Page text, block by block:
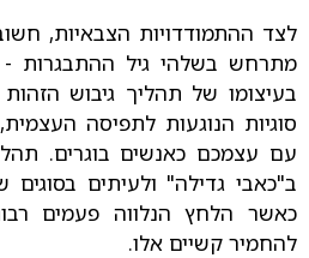
לצד ההתמודדויות הצבאיות,
מתרחש בשלהי גיל ההתבגרות -
בעיצומו של תהליך גיבוש
סוגיות הנוגעות לתפיסה
עם עצמכם כאנשים בוגרים.
ב"כאבי גדילה" ולעיתים
כאשר הלחץ הנלווה פעמים
להחמיר קשיים אלו.